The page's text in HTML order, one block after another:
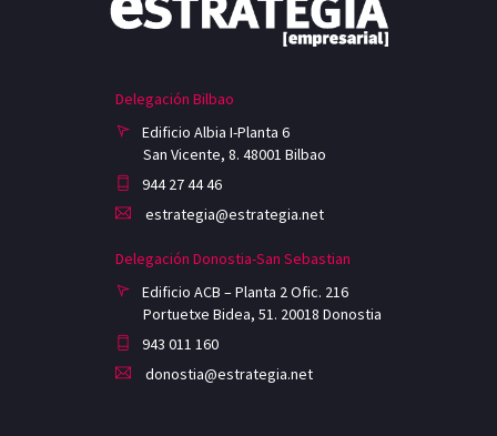
Delegación Bilbao
Edificio Albia I-Planta 6
San Vicente, 8. 48001 Bilbao
944 27 44 46
estrategia@estrategia.net
Delegación Donostia-San Sebastian
Edificio ACB – Planta 2 Ofic. 216
Portuetxe Bidea, 51. 20018 Donostia
943 011 160
donostia@estrategia.net